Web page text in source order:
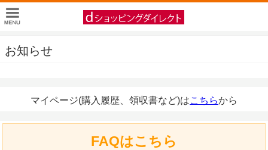
お知らせ
マイページ(購入履歴、領収書など)はこちらから
FAQはこちら